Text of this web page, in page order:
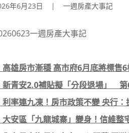
年6月23日 | 一週房產大事記
一週房產大事記
高雄房市漸穩 高市府6月底將標售
新青安2.0補貼擬「分段退場」 第
利率連九凍！房市政策不變 央行
大安區「九龍城寨」變身！信維整